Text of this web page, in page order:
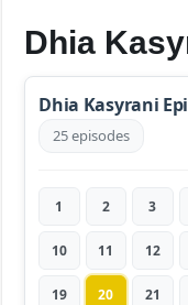
Dhia
Dhia Kasyrani
25 episodes
1 2 3
10 11 12
19 20 21